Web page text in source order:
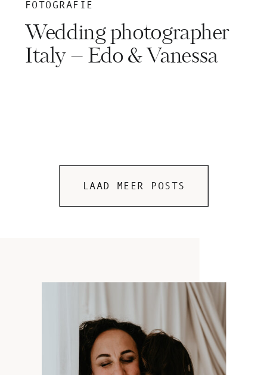
FOTOGRAFIE
Wedding photographer
Italy – Edo & Vanessa
LAAD MEER POSTS